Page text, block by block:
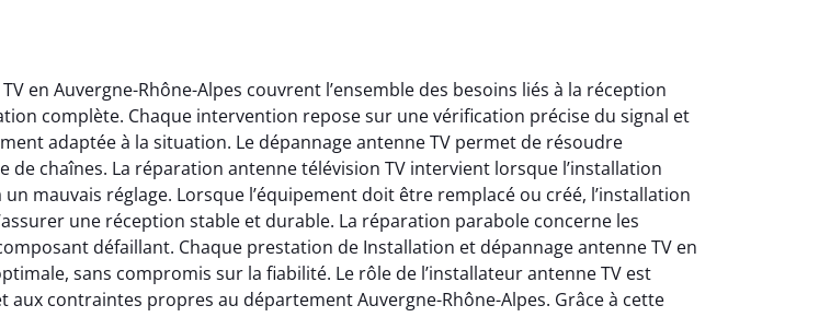
en Auvergne-Rhône-Alpes couvrent l’ensemble des besoins liés à la réception
complète. Chaque intervention repose sur une vérification précise du signal et
adaptée à la situation. Le dépannage antenne TV permet de résoudre
de chaînes. La réparation antenne télévision TV intervient lorsque l’installation
mauvais réglage. Lorsque l’équipement doit être remplacé ou créé, l’installation
une réception stable et durable. La réparation parabole concerne les
défaillant. Chaque prestation de Installation et dépannage antenne TV en
sans compromis sur la fiabilité. Le rôle de l’installateur antenne TV est
contraintes propres au département Auvergne-Rhône-Alpes. Grâce à cette